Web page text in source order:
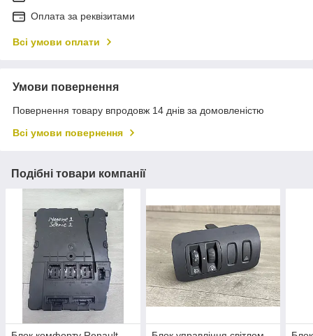
Оплата за реквізитами
Всі умови оплати
Умови повернення
Повернення товару впродовж 14 днів за домовленістю
Всі умови повернення
Подібні товари компанії